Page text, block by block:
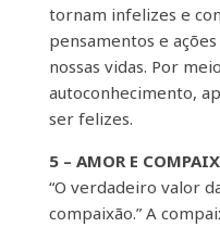
tornam infelizes e
pensamentos e
nossas vidas. Por
autoconhecimento,
ser felizes.
5 – AMOR E
“O verdadeiro valor
compaixão.” A